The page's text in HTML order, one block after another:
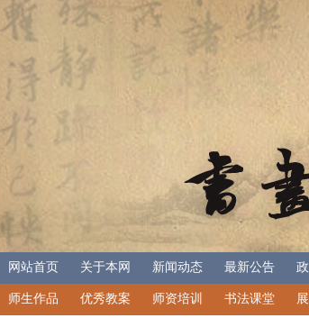
网站首页 关于本网 新闻动态 最新公告
师生作品 优秀教案 师资培训 书法课堂